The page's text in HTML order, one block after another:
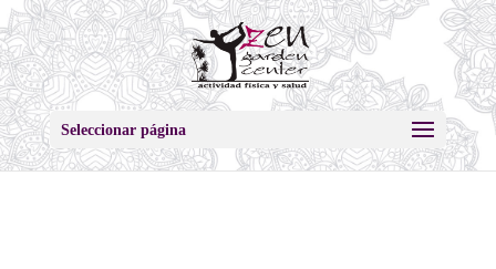
Seleccionar página